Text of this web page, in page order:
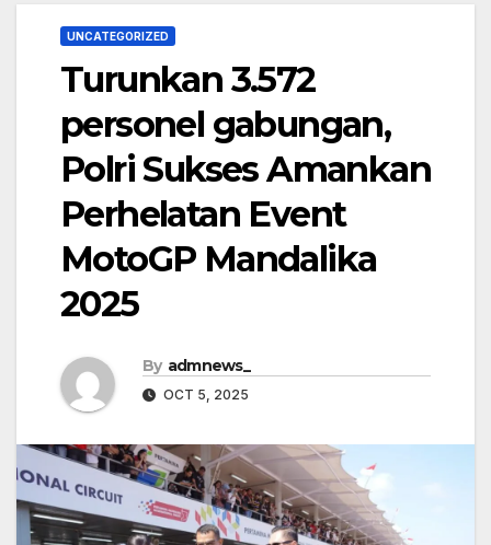
UNCATEGORIZED
Turunkan 3.572
personel gabungan,
Polri Sukses Amankan
Perhelatan Event
MotoGP Mandalika
2025
By admnews_
OCT 5, 2025